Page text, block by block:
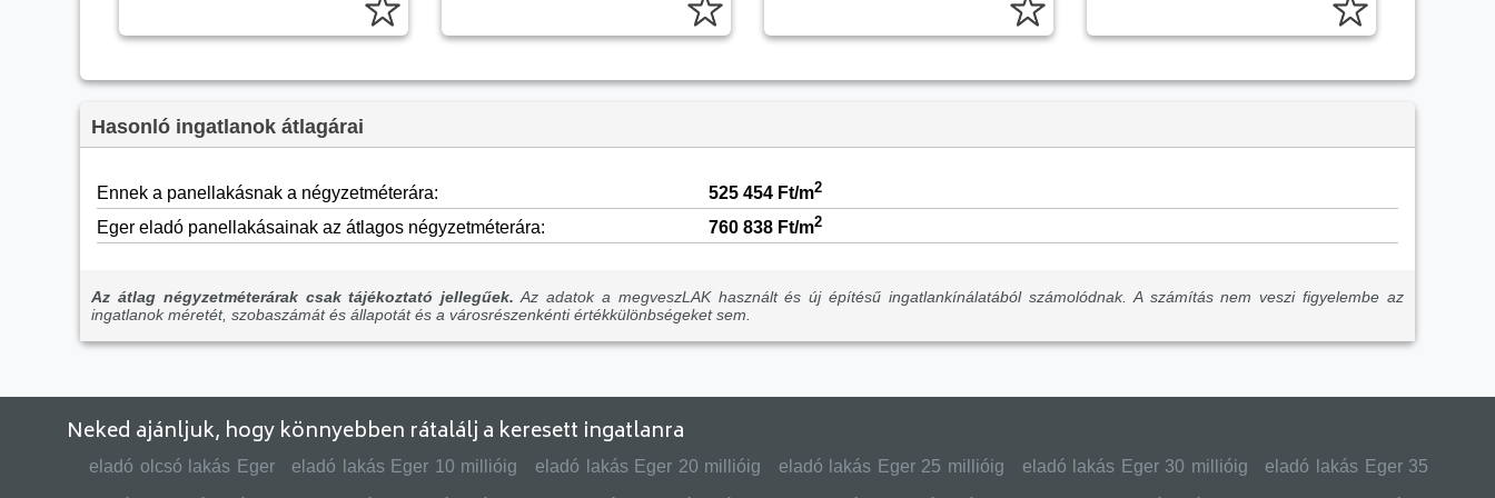
Hasonló ingatlanok átlagárai
Ennek a panellakásnak a négyzetméterára: 525 454 Ft/m2
Eger eladó panellakásainak az átlagos négyzetméterára: 760 838 Ft/m2
Az átlag négyzetméterárak csak tájékoztató jellegűek. Az adatok a megveszLAK használt és új építésű ingatlankínálatából számolódnak. A számítás nem veszi figyelembe az
ingatlanok méretét, szobaszámát és állapotát és a városrészenkénti értékkülönbségeket sem.
Neked ajánljuk, hogy könnyebben rátalálj a keresett ingatlanra
eladó olcsó lakás Eger eladó lakás Eger 10 millióig eladó lakás Eger 20 millióig eladó lakás Eger 25 millióig eladó lakás Eger 30 millióig eladó lakás Eger 35